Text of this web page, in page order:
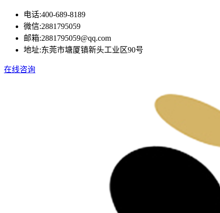
电话:400-689-8189
微信:2881795059
邮箱:2881795059@qq.com
地址:东莞市塘厦镇新头工业区90号
在线咨询